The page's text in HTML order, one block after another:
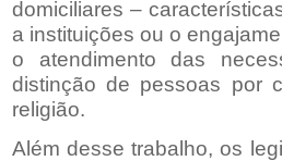
domiciliares –
a instituições ou o
o atendimento das
distinção de pessoas por
religião.
Além desse trabalho, os